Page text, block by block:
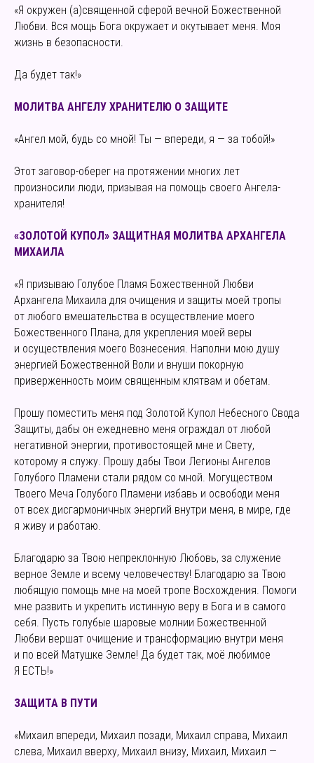
«Я окружен (а)священной сферой вечной Божественной
Любви. Вся мощь Бога окружает и окутывает меня. Моя
жизнь в безопасности.
Да будет так!»
МОЛИТВА АНГЕЛУ ХРАНИТЕЛЮ О ЗАЩИТЕ
«Ангел мой, будь со мной! Ты — впереди, я — за тобой!»
Этот заговор-оберег на протяжении многих лет
произносили люди, призывая на помощь своего Ангела-
хранителя!
«ЗОЛОТОЙ КУПОЛ» ЗАЩИТНАЯ МОЛИТВА АРХАНГЕЛА
МИХАИЛА
«Я призываю Голубое Пламя Божественной Любви
Архангела Михаила для очищения и защиты моей тропы
от любого вмешательства в осуществление моего
Божественного Плана, для укрепления моей веры
и осуществления моего Вознесения. Наполни мою душу
энергией Божественной Воли и внуши покорную
приверженность моим священным клятвам и обетам.
Прошу поместить меня под Золотой Купол Небесного Свода
Защиты, дабы он ежедневно меня ограждал от любой
негативной энергии, противостоящей мне и Свету,
которому я служу. Прошу дабы Твои Легионы Ангелов
Голубого Пламени стали рядом со мной. Могуществом
Твоего Меча Голубого Пламени избавь и освободи меня
от всех дисгармоничных энергий внутри меня, в мире, где
я живу и работаю.
Благодарю за Твою непреклонную Любовь, за служение
верное Земле и всему человечеству! Благодарю за Твою
любящую помощь мне на моей тропе Восхождения. Помоги
мне развить и укрепить истинную веру в Бога и в самого
себя. Пусть голубые шаровые молнии Божественной
Любви вершат очищение и трансформацию внутри меня
и по всей Матушке Земле! Да будет так, моё любимое
Я ЕСТЬ!»
ЗАЩИТА В ПУТИ
«Михаил впереди, Михаил позади, Михаил справа, Михаил
слева, Михаил вверху, Михаил внизу, Михаил, Михаил —